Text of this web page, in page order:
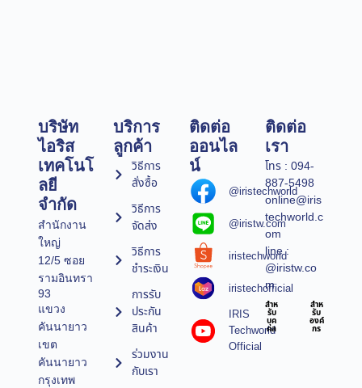
บริษัท
ไอริส
เทคโนโ
ลยี
จำกัด
สำนักงาน
ใหญ่
12/5 ซอย
รามอินทรา
93
แขวง
คันนายาว
เขต
คันนายาว
กรุงเทพ
บริการ
ลูกค้า
วิธีการ
สั่งซื้อ
วิธีการ
จัดส่ง
วิธีการ
ชำระเงิน
การรับ
ประกัน
สินค้า
ร่วมงาน
กับเรา
ติดต่อ
ออนไล
น์
@iristechworld
@iristw.com
iristechworld
iristechofficial
IRIS
Techworld
Official
ติดต่อ
เรา
โทร : 094-
887-5498
online@iris
techworld.c
om
line :
@iristw.co
m
สำห
รับ
บุค
คล
สำห
รับ
องค์
กร